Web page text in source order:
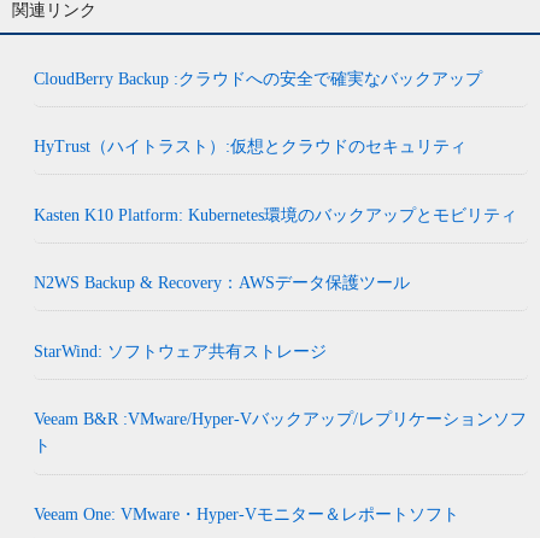
関連リンク
CloudBerry Backup :クラウドへの安全で確実なバックアップ
HyTrust（ハイトラスト）:仮想とクラウドのセキュリティ
Kasten K10 Platform: Kubernetes環境のバックアップとモビリティ
N2WS Backup & Recovery：AWSデータ保護ツール
StarWind: ソフトウェア共有ストレージ
Veeam B&R :VMware/Hyper-Vバックアップ/レプリケーションソフ
ト
Veeam One: VMware・Hyper-Vモニター＆レポートソフト